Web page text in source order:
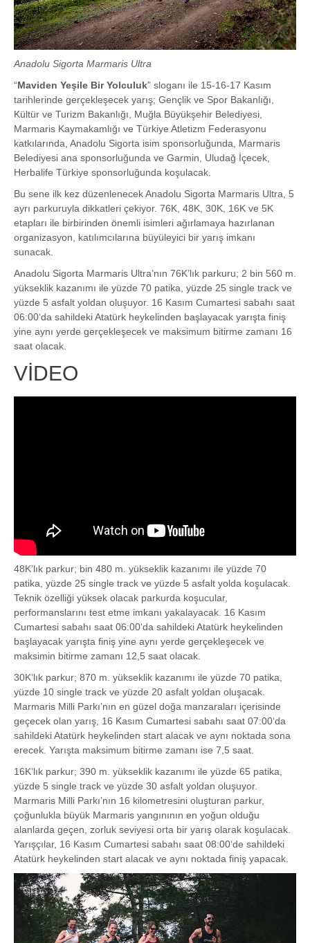
Anadolu Sigorta Marmaris Ultra
“Maviden Yeşile Bir Yolculuk” sloganı ile 15-16-17 Kasım
tarihlerinde gerçekleşecek yarış; Gençlik ve Spor Bakanlığı,
Kültür ve Turizm Bakanlığı, Muğla Büyükşehir Belediyesi,
Marmaris Kaymakamlığı ve Türkiye Atletizm Federasyonu
katkılarında, Anadolu Sigorta isim sponsorluğunda, Marmaris
Belediyesi ana sponsorluğunda ve Garmin, Uludağ İçecek,
Herbalife Türkiye sponsorluğunda koşulacak.
Bu sene ilk kez düzenlenecek Anadolu Sigorta Marmaris Ultra, 5
ayrı parkuruyla dikkatleri çekiyor. 76K, 48K, 30K, 16K ve 5K
etapları ile birbirinden önemli isimleri ağırlamaya hazırlanan
organizasyon, katılımcılarına büyüleyici bir yarış imkanı
sunacak.
Anadolu Sigorta Marmaris Ultra’nın 76K’lık parkuru; 2 bin 560 m.
yükseklik kazanımı ile yüzde 70 patika, yüzde 25 single track ve
yüzde 5 asfalt yoldan oluşuyor. 16 Kasım Cumartesi sabahı saat
06:00‘da sahildeki Atatürk heykelinden başlayacak yarışta finiş
yine aynı yerde gerçekleşecek ve maksimum bitirme zamanı 16
saat olacak.
VİDEO
48K’lık parkur; bin 480 m. yükseklik kazanımı ile yüzde 70
patika, yüzde 25 single track ve yüzde 5 asfalt yolda koşulacak.
Teknik özelliği yüksek olacak parkurda koşucular,
performanslarını test etme imkanı yakalayacak. 16 Kasım
Cumartesi sabahı saat 06:00‘da sahildeki Atatürk heykelinden
başlayacak yarışta finiş yine aynı yerde gerçekleşecek ve
maksimin bitirme zamanı 12,5 saat olacak.
30K’lık parkur; 870 m. yükseklik kazanımı ile yüzde 70 patika,
yüzde 10 single track ve yüzde 20 asfalt yoldan oluşacak.
Marmaris Milli Parkı’nın en güzel doğa manzaraları içerisinde
geçecek olan yarış, 16 Kasım Cumartesi sabahı saat 07:00‘da
sahildeki Atatürk heykelinden start alacak ve aynı noktada sona
erecek. Yarışta maksimum bitirme zamanı ise 7,5 saat.
16K’lık parkur; 390 m. yükseklik kazanımı ile yüzde 65 patika,
yüzde 5 single track ve yüzde 30 asfalt yoldan oluşuyor.
Marmaris Milli Parkı’nın 16 kilometresini oluşturan parkur,
çoğunlukla büyük Marmaris yangınının en yoğun olduğu
alanlarda geçen, zorluk seviyesi orta bir yarış olarak koşulacak.
Yarışçılar, 16 Kasım Cumartesi sabahı saat 08:00‘de sahildeki
Atatürk heykelinden start alacak ve aynı noktada finiş yapacak.